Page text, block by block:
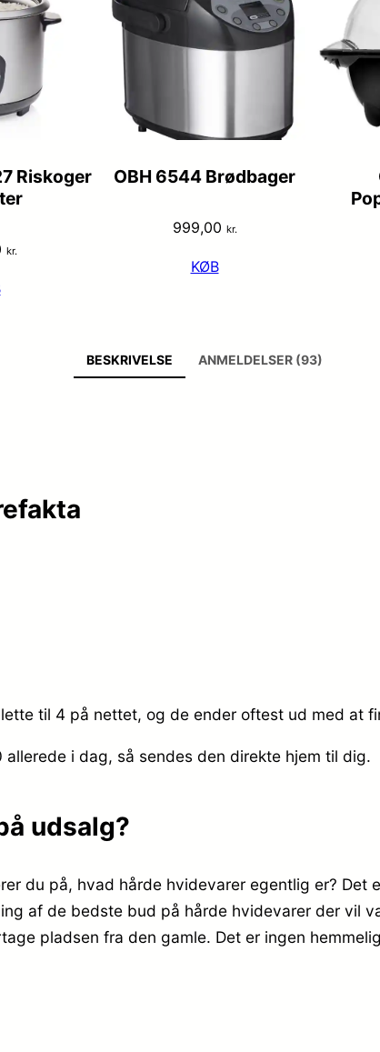
Riskoger
kr.
OBH 6544 Brødbager
999,00 kr.
KØB
BESKRIVELSE ANMELDELSER (93)
til 4 på nettet, og de ender oftest ud med at
allerede i dag, så sendes den direkte hjem til dig.
udsalg?
du på, hvad hårde hvidevarer egentlig er? Det
af de bedste bud på hårde hvidevarer der vil
pladsen fra den gamle. Det er ingen